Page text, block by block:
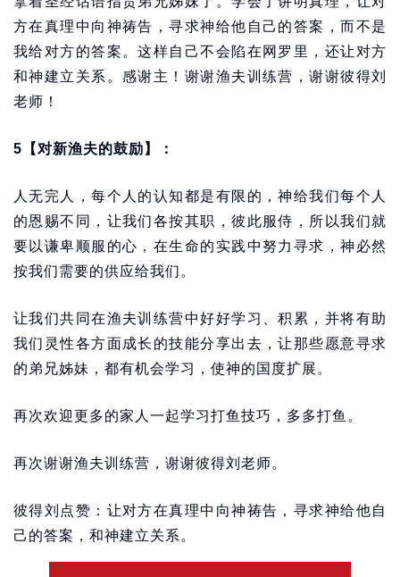
方在真理中向神祷告，寻求神给他自己的答案，而不是
我给对方的答案。这样自己不会陷在网罗里，还让对方
和神建立关系。感谢主！谢谢渔夫训练营，谢谢彼得刘
老师！
5【对新渔夫的鼓励】：
人无完人，每个人的认知都是有限的，神给我们每个人
的恩赐不同，让我们各按其职，彼此服侍，所以我们就
要以谦卑顺服的心，在生命的实践中努力寻求，神必然
按我们需要的供应给我们。
让我们共同在渔夫训练营中好好学习、积累，并将有助
我们灵性各方面成长的技能分享出去，让那些愿意寻求
的弟兄姊妹，都有机会学习，使神的国度扩展。
再次欢迎更多的家人一起学习打鱼技巧，多多打鱼。
再次谢谢渔夫训练营，谢谢彼得刘老师。
彼得刘点赞：让对方在真理中向神祷告，寻求神给他自
己的答案，和神建立关系。